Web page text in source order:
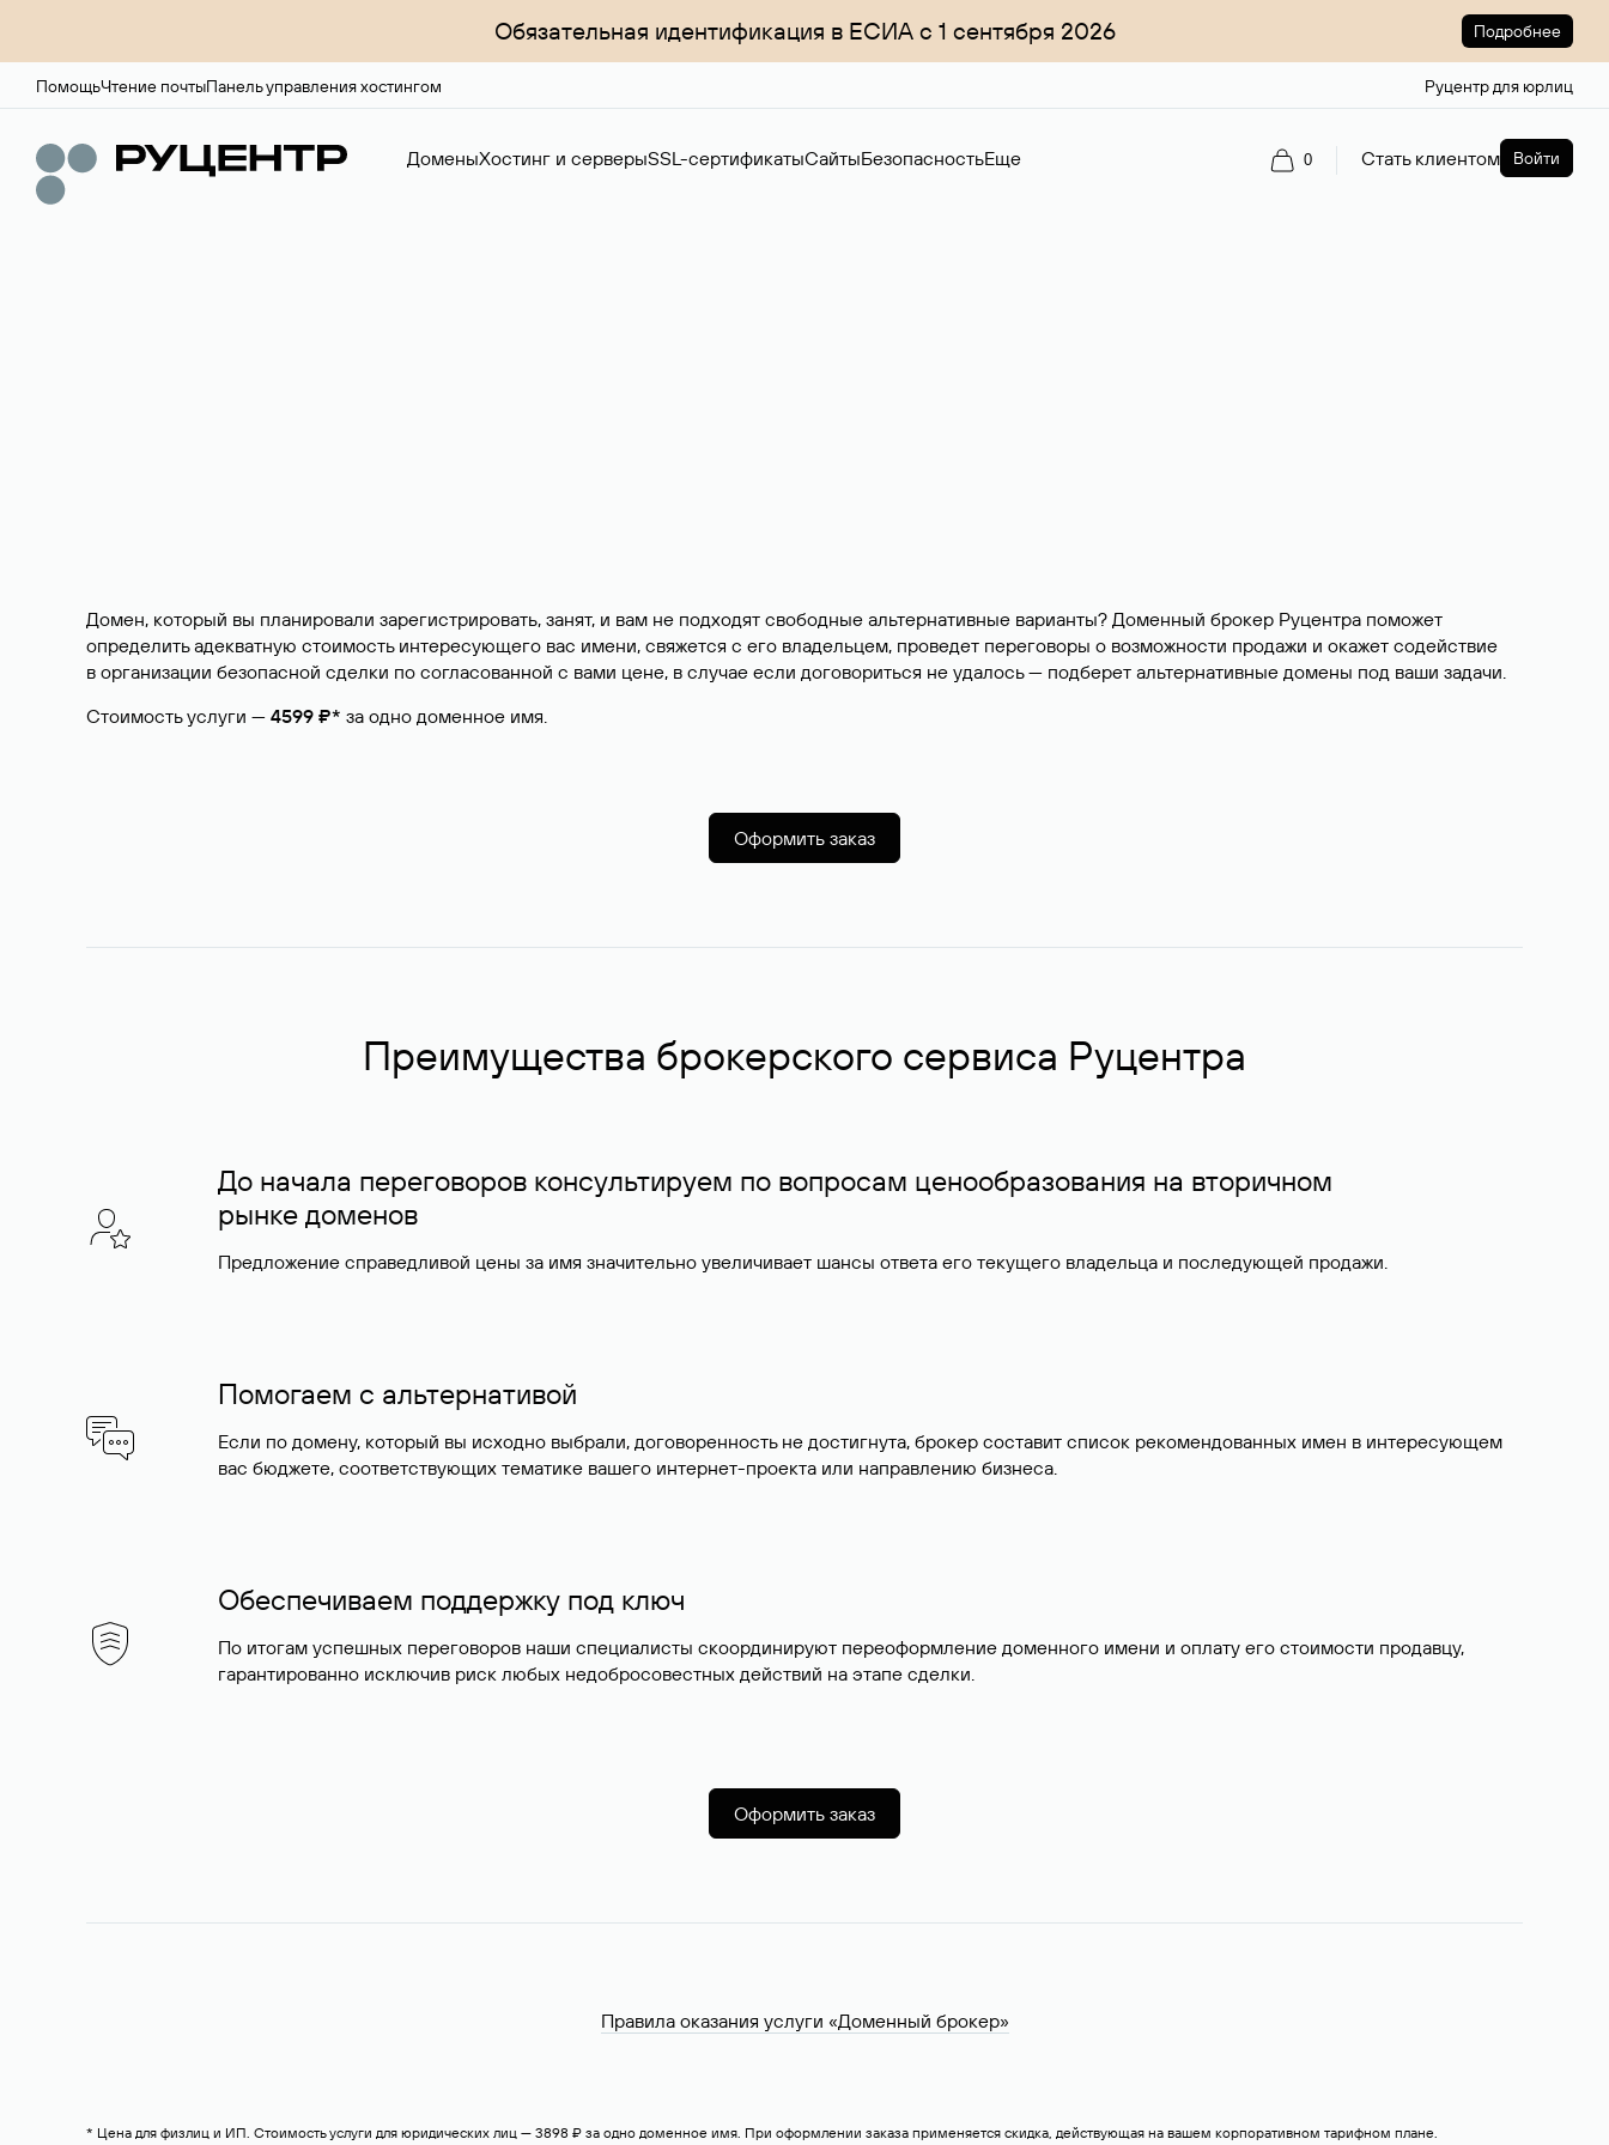
Обязательная идентификация в ЕСИА с 1 сентября 2026 Подробнее
ПомощьЧтение почтыПанель управления хостингом Руцентр для юрлиц
ДоменыХостинг и серверыSSL-сертификатыСайтыБезопасностьЕще 0 Стать клиентом Войти
Домен, который вы планировали зарегистрировать, занят, и вам не подходят свободные альтернативные варианты? Доменный брокер Руцентра поможет
определить адекватную стоимость интересующего вас имени, свяжется с его владельцем, проведет переговоры о возможности продажи и окажет содействие
в организации безопасной сделки по согласованной с вами цене, в случае если договориться не удалось — подберет альтернативные домены под ваши задачи.
Стоимость услуги — 4599 ₽* за одно доменное имя.
Оформить заказ
Преимущества брокерского сервиса Руцентра
До начала переговоров консультируем по вопросам ценообразования на вторичном
рынке доменов
Предложение справедливой цены за имя значительно увеличивает шансы ответа его текущего владельца и последующей продажи.
Помогаем с альтернативой
Если по домену, который вы исходно выбрали, договоренность не достигнута, брокер составит список рекомендованных имен в интересующем
вас бюджете, соответствующих тематике вашего интернет-проекта или направлению бизнеса.
Обеспечиваем поддержку под ключ
По итогам успешных переговоров наши специалисты скоординируют переоформление доменного имени и оплату его стоимости продавцу,
гарантированно исключив риск любых недобросовестных действий на этапе сделки.
Оформить заказ
Правила оказания услуги «Доменный брокер»
* Цена для физлиц и ИП. Стоимость услуги для юридических лиц — 3898 ₽ за одно доменное имя. При оформлении заказа применяется скидка, действующая на вашем корпоративном тарифном плане.